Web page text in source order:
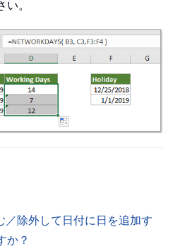
。
除外して日付に日を追加す
か？